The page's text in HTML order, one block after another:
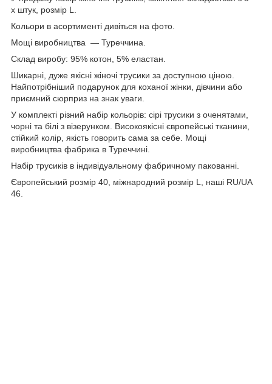
х штук, розмір L.
Кольори в асортименті дивіться на фото.
Мощі виробництва — Туреччина.
Склад виробу: 95% котон, 5% еластан.
Шикарні, дуже якісні жіночі трусики за доступною ціною.
Найпотрібніший подарунок для коханої жінки, дівчини або
приємний сюрприз на знак уваги.
У комплекті різний набір кольорів: сірі трусики з оченятами,
чорні та білі з візерунком. Високоякісні європейські тканини,
стійкий колір, якість говорить сама за себе. Мощі
виробництва фабрика в Туреччині.
Набір трусиків в індивідуальному фабричному пакованні.
Європейський розмір 40, міжнародний розмір L, наші RU/UA
46.